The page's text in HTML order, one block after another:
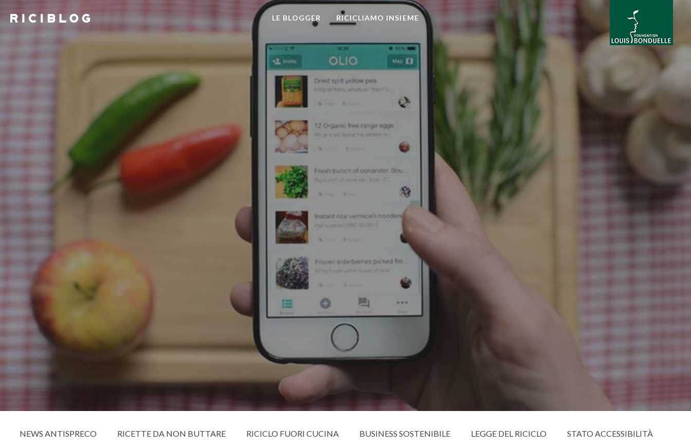
LE BLOGGER RICICLIAMO INSIEME
NEWS ANTISPRECO RICETTE DA NON BUTTARE RICICLO FUORI CUCINA BUSINESS SOSTENIBILE LEGGE DEL RICICLO STATO ACCESSIBILITÀ